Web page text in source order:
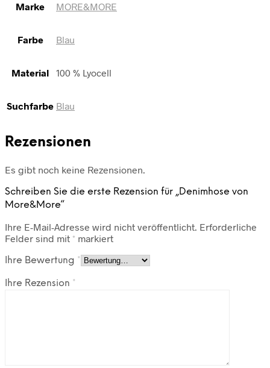
Marke MORE&MORE
Farbe Blau
Material 100 % Lyocell
Suchfarbe Blau
Rezensionen
Es gibt noch keine Rezensionen.
Schreiben Sie die erste Rezension für „Denimhose von
More&More“
Ihre E-Mail-Adresse wird nicht veröffentlicht. Erforderliche
Felder sind mit * markiert
Ihre Bewertung *
Ihre Rezension *